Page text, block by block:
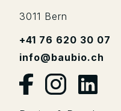
3011 Bern
+41 76 620 30 07
info@baubio.ch